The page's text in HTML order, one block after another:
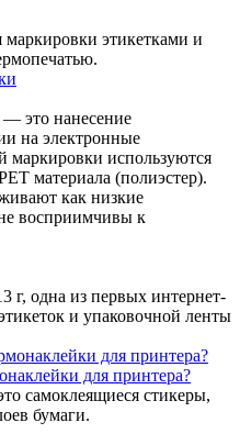
этикетками и
это нанесение
на электронные
маркировки используются
материала (полиэстер).
как низкие
восприимчивы к
г, одна из первых интернет-
и упаковочной ленты
для принтера?
самоклеящиеся стикеры,
бумаги.